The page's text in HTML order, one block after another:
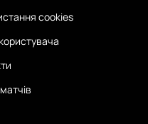
cookies